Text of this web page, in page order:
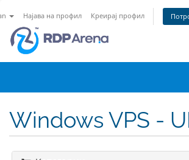
Најава на профил Креирај профил
Windows VPS -